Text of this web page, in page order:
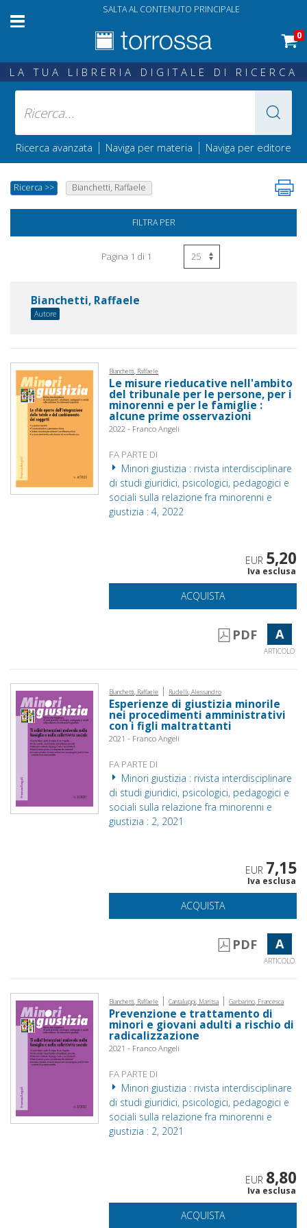
SALTA AL CONTENUTO PRINCIPALE
0
LA TUA LIBRERIA DIGITALE DI RICERCA
Ricerca avanzata | Naviga per materia | Naviga per editore
Ricerca >> Bianchetti, Raffaele
FILTRA PER
Pagina 1 di 1
Bianchetti, Raffaele
Autore
Bianchetti, Raffaele
Le misure rieducative nell'ambito
del tribunale per le persone, per i
minorenni e per le famiglie :
alcune prime osservazioni
2022 - Franco Angeli
FA PARTE DI
Minori giustizia : rivista interdisciplinare
di studi giuridici, psicologici, pedagogici e
sociali sulla relazione fra minorenni e
giustizia : 4, 2022
EUR 5,20
Iva esclusa
ACQUISTA
PDF A
ARTICOLO
Bianchetti, Raffaele | Rudelli, Alessandro
Esperienze di giustizia minorile
nei procedimenti amministrativi
con i figli maltrattanti
2021 - Franco Angeli
FA PARTE DI
Minori giustizia : rivista interdisciplinare
di studi giuridici, psicologici, pedagogici e
sociali sulla relazione fra minorenni e
giustizia : 2, 2021
EUR 7,15
Iva esclusa
ACQUISTA
PDF A
ARTICOLO
Bianchetti, Raffaele | Cantaluppi, Maritsa | Garbarino, Francesca
Prevenzione e trattamento di
minori e giovani adulti a rischio di
radicalizzazione
2021 - Franco Angeli
FA PARTE DI
Minori giustizia : rivista interdisciplinare
di studi giuridici, psicologici, pedagogici e
sociali sulla relazione fra minorenni e
giustizia : 2, 2021
EUR 8,80
Iva esclusa
ACQUISTA